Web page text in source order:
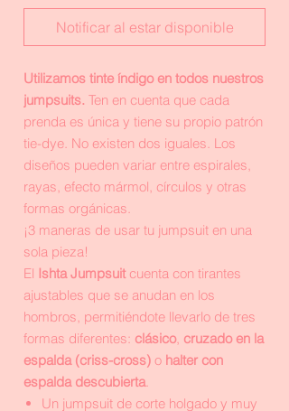
Notificar al estar disponible
Utilizamos tinte índigo en todos nuestros
jumpsuits. Ten en cuenta que cada
prenda es única y tiene su propio patrón
tie-dye. No existen dos iguales. Los
diseños pueden variar entre espirales,
rayas, efecto mármol, círculos y otras
formas orgánicas.
¡3 maneras de usar tu jumpsuit en una
sola pieza!
El Ishta Jumpsuitcuenta con tirantes
ajustables que se anudan en los
hombros, permitiéndote llevarlo de tres
formas diferentes: clásico, cruzado en la
espalda (criss-cross) o halter con
espalda descubierta.
Un jumpsuit de corte holgado y muy